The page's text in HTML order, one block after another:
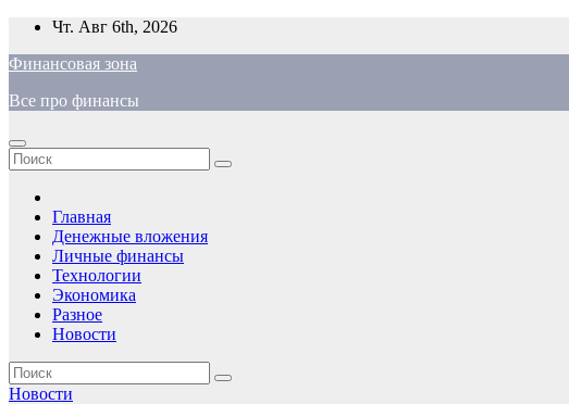
Перейти
содержимому
Чт. Авг 6th, 2026
Финансовая зона
Все про финансы
Главная
Денежные вложения
Личные финансы
Технологии
Экономика
Разное
Новости
Новости